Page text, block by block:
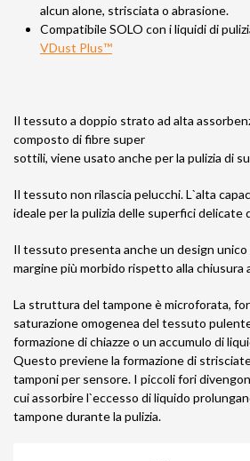
alcun alone, strisciata o abrasione.
Compatibile SOLO con i liquidi di
VDust Plus™
Il tessuto a doppio strato ad alta
composto di fibre super
sottili, viene usato anche per la pulizia di
Il tessuto non rilascia pelucchi. L`alta
ideale per la pulizia delle superfici delicate
Il tessuto presenta anche un design unico
margine più morbido rispetto alla chiusura
La struttura del tampone è microforata,
saturazione omogenea del tessuto
formazione di chiazze o un accumulo di
Questo previene la formazione di
tamponi per sensore. I piccoli fori
cui assorbire l`eccesso di liquido
tampone durante la pulizia.